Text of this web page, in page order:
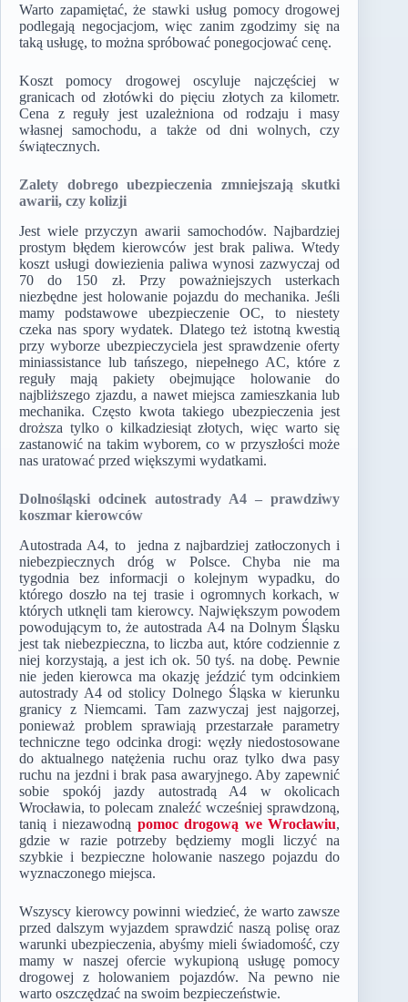
Warto zapamiętać, że stawki usług pomocy drogowej
podlegają negocjacjom, więc zanim zgodzimy się na
taką usługę, to można spróbować ponegocjować cenę.
Koszt pomocy drogowej oscyluje najczęściej w
granicach od złotówki do pięciu złotych za kilometr.
Cena z reguły jest uzależniona od rodzaju i masy
własnej samochodu, a także od dni wolnych, czy
świątecznych.
Zalety dobrego ubezpieczenia zmniejszają skutki
awarii, czy kolizji
Jest wiele przyczyn awarii samochodów. Najbardziej
prostym błędem kierowców jest brak paliwa. Wtedy
koszt usługi dowiezienia paliwa wynosi zazwyczaj od
70 do 150 zł. Przy poważniejszych usterkach
niezbędne jest holowanie pojazdu do mechanika. Jeśli
mamy podstawowe ubezpieczenie OC, to niestety
czeka nas spory wydatek. Dlatego też istotną kwestią
przy wyborze ubezpieczyciela jest sprawdzenie oferty
miniassistance lub tańszego, niepełnego AC, które z
reguły mają pakiety obejmujące holowanie do
najbliższego zjazdu, a nawet miejsca zamieszkania lub
mechanika. Często kwota takiego ubezpieczenia jest
droższa tylko o kilkadziesiąt złotych, więc warto się
zastanowić na takim wyborem, co w przyszłości może
nas uratować przed większymi wydatkami.
Dolnośląski odcinek autostrady A4 – prawdziwy
koszmar kierowców
Autostrada A4, to jedna z najbardziej zatłoczonych i
niebezpiecznych dróg w Polsce. Chyba nie ma
tygodnia bez informacji o kolejnym wypadku, do
którego doszło na tej trasie i ogromnych korkach, w
których utknęli tam kierowcy. Największym powodem
powodującym to, że autostrada A4 na Dolnym Śląsku
jest tak niebezpieczna, to liczba aut, które codziennie z
niej korzystają, a jest ich ok. 50 tyś. na dobę. Pewnie
nie jeden kierowca ma okazję jeździć tym odcinkiem
autostrady A4 od stolicy Dolnego Śląska w kierunku
granicy z Niemcami. Tam zazwyczaj jest najgorzej,
ponieważ problem sprawiają przestarzałe parametry
techniczne tego odcinka drogi: węzły niedostosowane
do aktualnego natężenia ruchu oraz tylko dwa pasy
ruchu na jezdni i brak pasa awaryjnego. Aby zapewnić
sobie spokój jazdy autostradą A4 w okolicach
Wrocławia, to polecam znaleźć wcześniej sprawdzoną,
tanią i niezawodną pomoc drogową we Wrocławiu,
gdzie w razie potrzeby będziemy mogli liczyć na
szybkie i bezpieczne holowanie naszego pojazdu do
wyznaczonego miejsca.
Wszyscy kierowcy powinni wiedzieć, że warto zawsze
przed dalszym wyjazdem sprawdzić naszą polisę oraz
warunki ubezpieczenia, abyśmy mieli świadomość, czy
mamy w naszej ofercie wykupioną usługę pomocy
drogowej z holowaniem pojazdów. Na pewno nie
warto oszczędzać na swoim bezpieczeństwie.